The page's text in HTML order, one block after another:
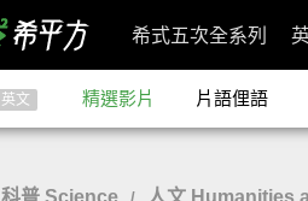
希式五次全系列
英文 精選影片 片語俚語
科普 Science 人文 Humanities